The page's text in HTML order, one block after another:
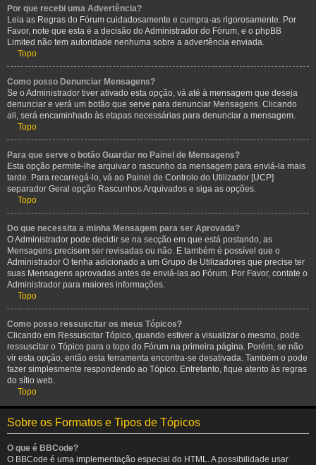
Por que recebi uma Advertência?
Leia as Regras do Fórum cuidadosamente e cumpra-as rigorosamente. Por
Favor, note que esta é a decisão do Administrador do Fórum, e o phpBB
Limited não tem autoridade nenhuma sobre a advertência enviada.
Topo
Como posso Denunciar Mensagens?
Se o Administrador tiver ativado esta opção, vá até à mensagem que deseja
denunciar e verá um botão que serve para denunciar Mensagens. Clicando
ali, será encaminhado às etapas necessárias para denunciar a mensagem.
Topo
Para que serve o botão Guardar no Painel de Mensagens?
Esta opção permite-lhe arquivar o rascunho da mensagem para enviá-la mais
tarde. Para recarregá-lo, vá ao Painel de Controlo do Utilizador [UCP]
separador Geral opção Rascunhos Arquivados e siga as opções.
Topo
Do que necessita a minha Mensagem para ser Aprovada?
O Administrador pode decidir se na secção em que está postando, as
Mensagens precisem ser revisadas ou não. E também é possível que o
Administrador O tenha adicionado a um Grupo de Utilizadores que precise ter
suas Mensagens aprovadas antes de enviá-las ao Fórum. Por Favor, contate o
Administrador para maiores informações.
Topo
Como posso ressuscitar os meus Tópicos?
Clicando em Ressuscitar Tópico, quando estiver a visualizar o mesmo, pode
ressuscitar o Tópico para o topo do Fórum na primeira página. Porém, se não
vir esta opção, então esta ferramenta encontra-se desativada. Também o pode
fazer simplesmente respondendo ao Tópico. Entretanto, fique atento às regras
do sítio web.
Topo
Sobre os Formatos e Tipos de Tópicos
O que é BBCode?
O BBCode é uma implementação especial do HTML. A possibilidade usar